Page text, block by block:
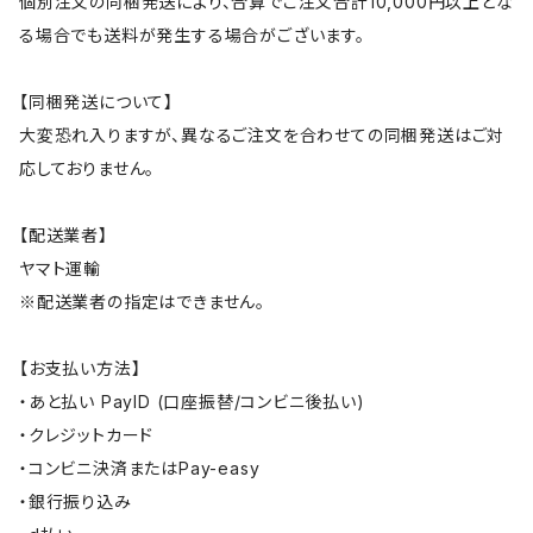
る場合でも送料が発生する場合がございます。
【同梱発送について】
大変恐れ入りますが、異なるご注文を合わせての同梱発送はご対
応しておりません。
【配送業者】
ヤマト運輸
※配送業者の指定はできません。
【お支払い方法】
・あと払い PayID (口座振替/コンビニ後払い)
・クレジットカード
・コンビニ決済またはPay-easy
・銀行振り込み